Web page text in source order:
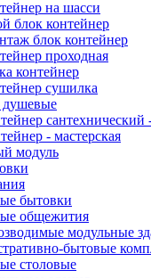
на шасси
блок контейнер
блок контейнер
проходная
контейнер
сушилка
сантехнический
- мастерская
модуль
бытовки
общежития
модульные
бытовые
столовые